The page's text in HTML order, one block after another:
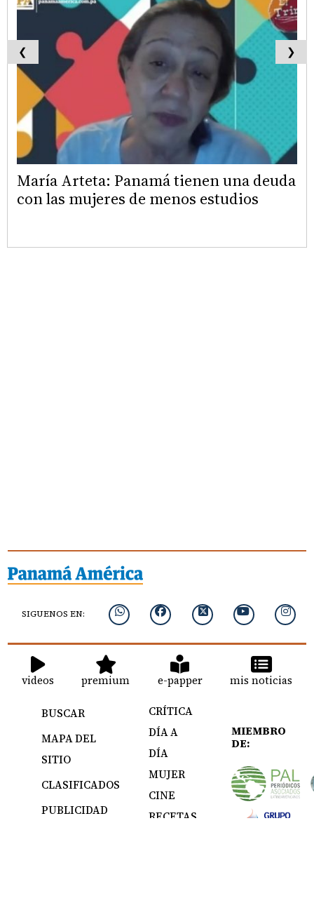
María Arteta: Panamá tienen una deuda
con las mujeres de menos estudios
❮ ❯
SIGUENOS EN:
videos premium e-papper mis noticias
BUSCAR
MAPA DEL
SITIO
CLASIFICADOS
PUBLICIDAD
CRÍTICA
DÍA A
DÍA
MUJER
CINE
RECETAS
MIEMBRO
DE: